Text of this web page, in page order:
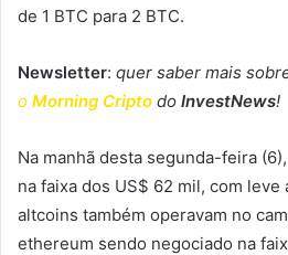
de 1 BTC para 2 BTC.
Newsletter: quer saber mais
o Morning Cripto do InvestNews!
Na manhã desta segunda-feira
na faixa dos US$ 62 mil, com leve
altcoins também operavam no
ethereum sendo negociado na